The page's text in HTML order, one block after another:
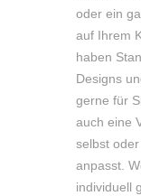
oder ein
auf Ihrem
haben
Designs
gerne für
auch eine
selbst
anpasst.
individuell